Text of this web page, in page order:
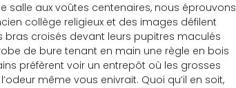
salle aux voûtes centenaires, nous éprouvons
collège religieux et des images défilent
bras croisés devant leurs pupitres maculés
de bure tenant en main une règle en bois
préfèrent voir un entrepôt où les grosses
même vous enivrait. Quoi qu’il en soit,